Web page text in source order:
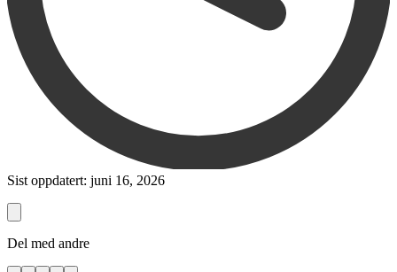
Sist oppdatert: juni 16, 2026
Del med andre